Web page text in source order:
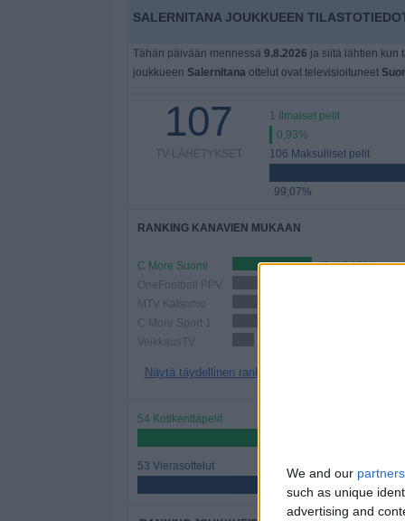
We and our partners
such as unique
advertising and
SALERNITANA JOUKKUEEN
Tähän päivään mennessä 9.8.2026 ja siitä lähtien kun
joukkueen Salernitanaottelut ovat televisioituneet
107
TV-LÄHETYKSET
1 Ilmaiset pelit
0,93%
106 Maksulliset pelit
99,07%
RANKING KANAVIEN MUKAAN
C More Suomi
47 (43,93%)
OneFootball PPV
MTV Katsomo
C More Sport 1
VeikkausTV
Näytä täydellinen ranking
54 Kotikenttäpelit
53 Vierasottelut
49,53%